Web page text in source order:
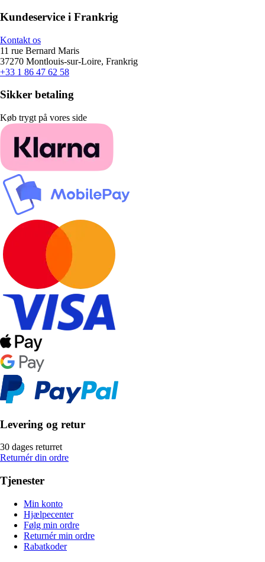
Kundeservice i Frankrig
Kontakt os
11 rue Bernard Maris
37270 Montlouis-sur-Loire, Frankrig
+33 1 86 47 62 58
Sikker betaling
Køb trygt på vores side
Levering og retur
30 dages returret
Returnér din ordre
Tjenester
Min konto
Hjælpecenter
Følg min ordre
Returnér min ordre
Rabatkoder